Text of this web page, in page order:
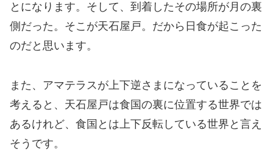
とになります。そして、到着したその場所が月の裏
側だった。そこが天石屋戸。だから日食が起こった
のだと思います。
また、アマテラスが上下逆さまになっていることを
考えると、天石屋戸は食国の裏に位置する世界では
あるけれど、食国とは上下反転している世界と言え
そうです。